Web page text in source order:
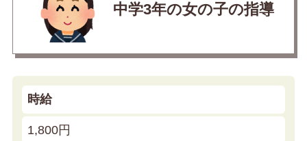
中学3年の女の子の指導
時給
1,800円